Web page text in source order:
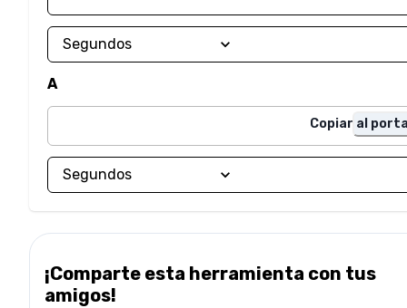
A
Copiar al
¡Comparte esta herramienta con tus
amigos!